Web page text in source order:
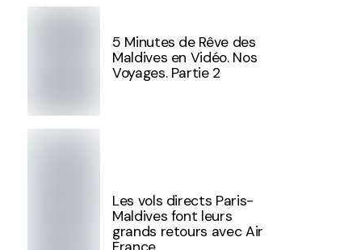
5 Minutes de Rêve des
Maldives en Vidéo. Nos
Voyages. Partie 2
Les vols directs Paris-
Maldives font leurs
grands retours avec Air
France